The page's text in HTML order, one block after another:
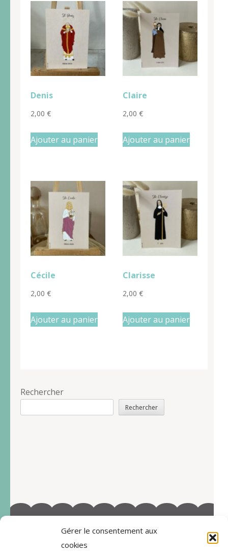
Gérer le consentement aux
cookies
Denis
2,00 €
Ajouter au panier
Claire
2,00 €
Ajouter au panier
Cécile
2,00 €
Ajouter au panier
Clarisse
2,00 €
Ajouter au panier
Rechercher
Rechercher
©2022-Tous droits réservés à Marie-Blandine Sallé